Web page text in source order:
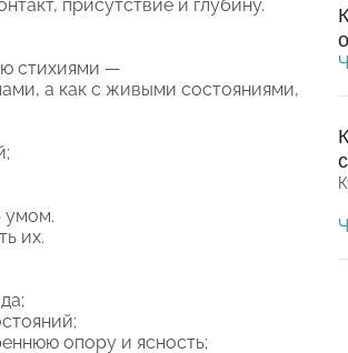
присутствие и глубину.
стихиями —
а как с живыми состояниями,
умом.
их.
опору и ясность;